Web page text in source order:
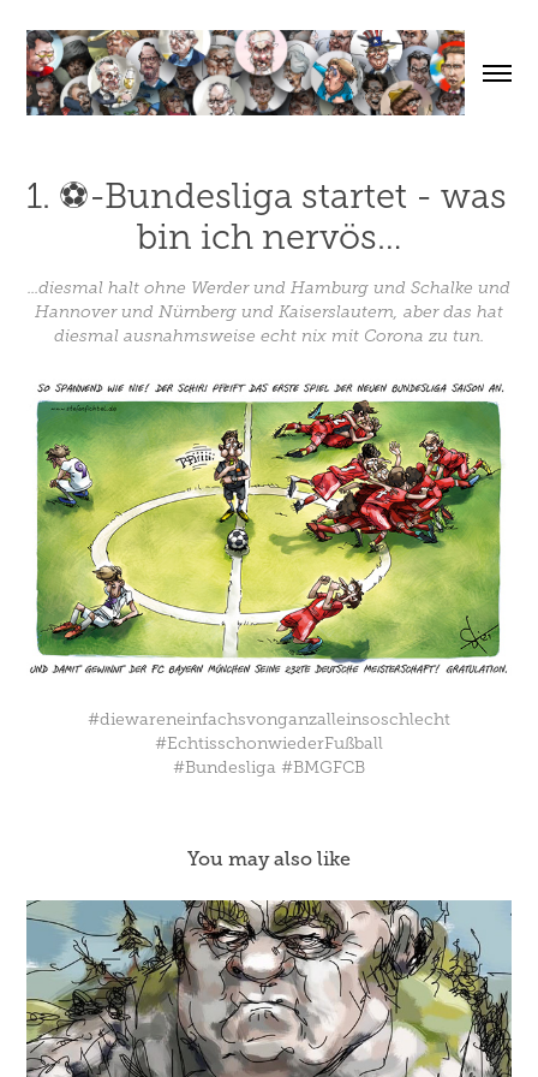
1. ⚽-Bundesliga startet - was
bin ich nervös…
...diesmal halt ohne Werder und Hamburg und Schalke und
Hannover und Nürnberg und Kaiserslautern, aber das hat
diesmal ausnahmsweise echt nix mit Corona zu tun.
#diewareneinfachsvonganzalleinsoschlecht
#EchtisschonwiederFußball
#Bundesliga #BMGFCB
You may also like